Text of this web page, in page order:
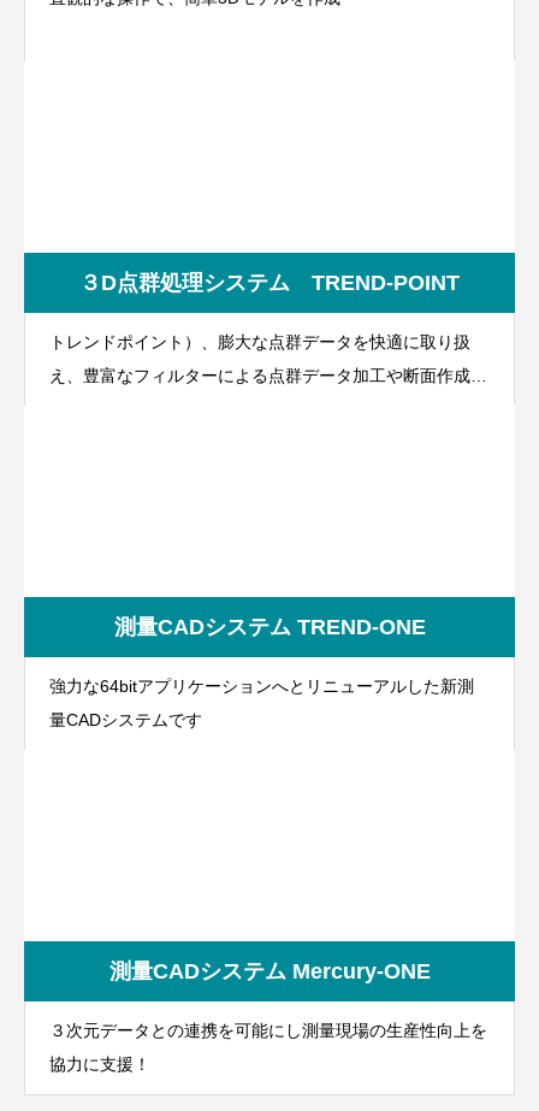
３D点群処理システム TREND-POINT
トレンドポイント）、膨大な点群データを快適に取り扱
え、豊富なフィルターによる点群データ加工や断面作成、
測量CADシステム TREND-ONE
強力な64bitアプリケーションへとリニューアルした新測
量CADシステムです
測量CADシステム Mercury-ONE
３次元データとの連携を可能にし測量現場の生産性向上を
協力に支援！